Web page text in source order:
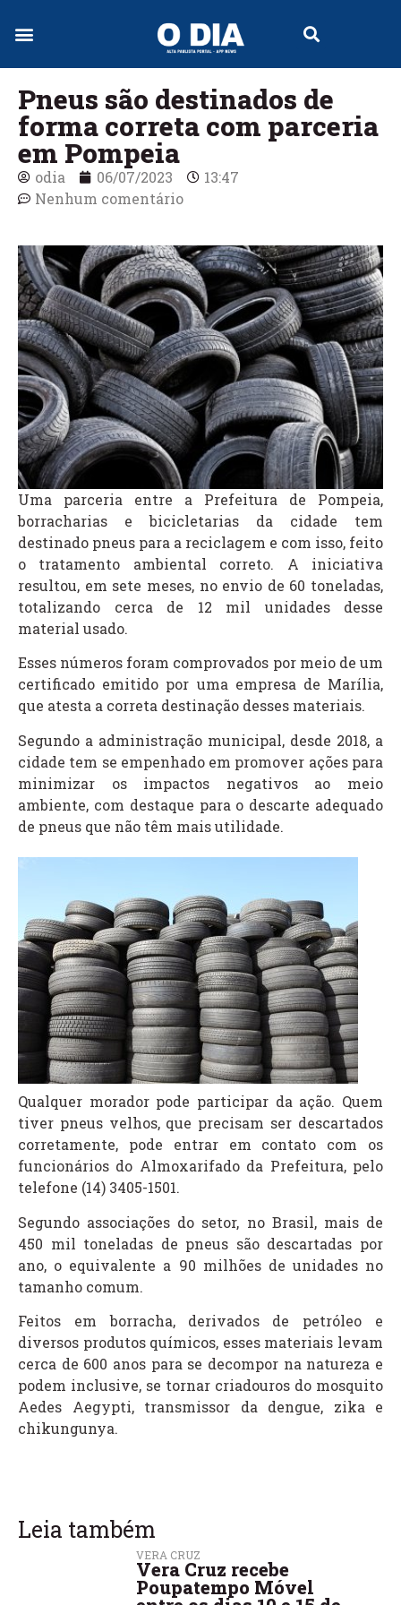
Pneus são destinados de
forma correta com parceria
em Pompeia
odia 06/07/2023
13:47
Nenhum comentário
Uma parceria entre a Prefeitura de Pompeia,
borracharias e bicicletarias da cidade tem
destinado pneus para a reciclagem e com isso, feito
o tratamento ambiental correto. A iniciativa
resultou, em sete meses, no envio de 60 toneladas,
totalizando cerca de 12 mil unidades desse
material usado.
Esses números foram comprovados por meio de um
certificado emitido por uma empresa de Marília,
que atesta a correta destinação desses materiais.
Segundo a administração municipal, desde 2018, a
cidade tem se empenhado em promover ações para
minimizar os impactos negativos ao meio
ambiente, com destaque para o descarte adequado
de pneus que não têm mais utilidade.
Qualquer morador pode participar da ação. Quem
tiver pneus velhos, que precisam ser descartados
corretamente, pode entrar em contato com os
funcionários do Almoxarifado da Prefeitura, pelo
telefone (14) 3405-1501.
Segundo associações do setor, no Brasil, mais de
450 mil toneladas de pneus são descartadas por
ano, o equivalente a 90 milhões de unidades no
tamanho comum.
Feitos em borracha, derivados de petróleo e
diversos produtos químicos, esses materiais levam
cerca de 600 anos para se decompor na natureza e
podem inclusive, se tornar criadouros do mosquito
Aedes Aegypti, transmissor da dengue, zika e
chikungunya.
Leia também
VERA CRUZ
Vera Cruz recebe
Poupatempo Móvel